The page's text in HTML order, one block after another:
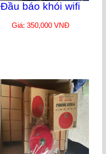
Đầu báo khói wifi
Giá: 350,000 VNĐ